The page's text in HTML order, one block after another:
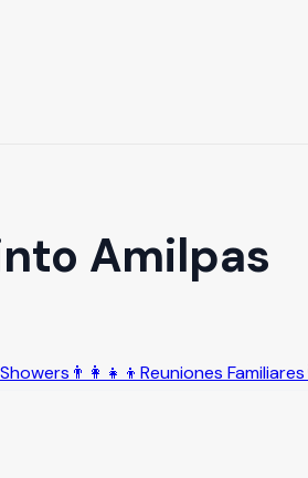
Amilpas
👨‍👩‍👧‍👦 Reuniones Familiares